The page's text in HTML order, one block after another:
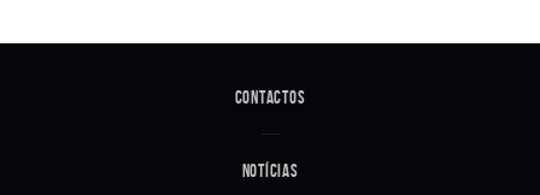
Contactos
Notícias